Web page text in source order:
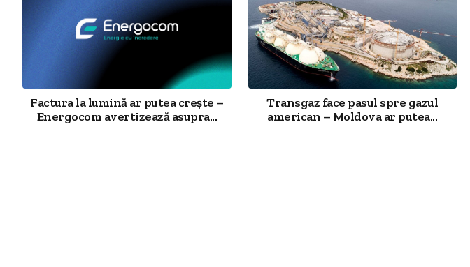
Factura la lumină ar putea crește –
Energocom avertizează asupra...
Transgaz face pasul spre gazul
american – Moldova ar putea...